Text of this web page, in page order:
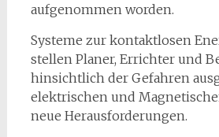
aufgenommen worden.
Systeme zur kontaktlosen
stellen Planer, Errichter und
hinsichtlich der Gefahren
elektrischen und
neue Herausforderungen.